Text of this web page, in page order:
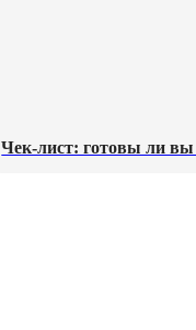
Чек-лист: готовы ли вы